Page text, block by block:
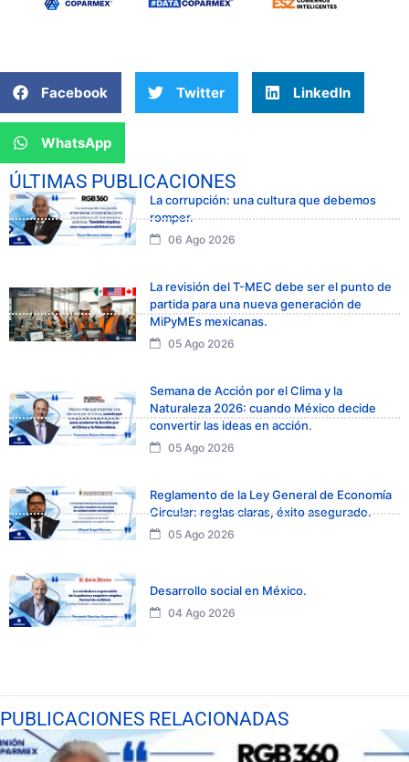
Facebook Twitter LinkedIn
WhatsApp
ÚLTIMAS PUBLICACIONES
La corrupción: una cultura que debemos
romper.
06 Ago 2026
La revisión del T-MEC debe ser el punto de
partida para una nueva generación de
MiPyMEs mexicanas.
05 Ago 2026
Semana de Acción por el Clima y la
Naturaleza 2026: cuando México decide
convertir las ideas en acción.
05 Ago 2026
Reglamento de la Ley General de Economía
Circular: reglas claras, éxito asegurado.
05 Ago 2026
Desarrollo social en México.
04 Ago 2026
PUBLICACIONES RELACIONADAS